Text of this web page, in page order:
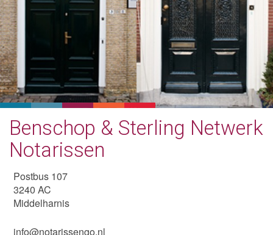
Benschop & Sterling Netwerk
Notarissen
Postbus 107
3240 AC
Middelharnis
info@notarissengo.nl